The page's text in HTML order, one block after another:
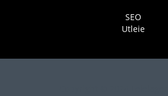
SEO
Utleie